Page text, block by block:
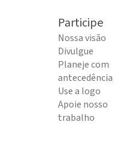
Participe
Nossa visão
Divulgue
Planeje com
antecedência
Use a logo
Apoie nosso
trabalho